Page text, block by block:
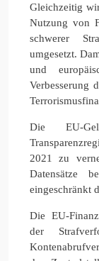
Gleichzeitig
Nutzung von
schwerer
umgesetzt.
und
Verbesserung
Die EU-
2021 zu
Datensätze
eingeschränkt
Die EU-
der